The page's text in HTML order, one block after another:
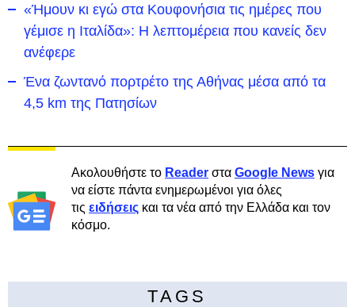
«Ήμουν κι εγώ στα Κουφονήσια τις ημέρες που
γέμισε η Ιταλίδα»: Η λεπτομέρεια που κανείς δεν
ανέφερε
Ένα ζωντανό πορτρέτο της Αθήνας μέσα από τα
4,5 km της Πατησίων
Ακολουθήστε το Reader στα Google News για
να είστε πάντα ενημερωμένοι για όλες
τις ειδήσεις και τα νέα από την Ελλάδα και τον
κόσμο.
TAGS